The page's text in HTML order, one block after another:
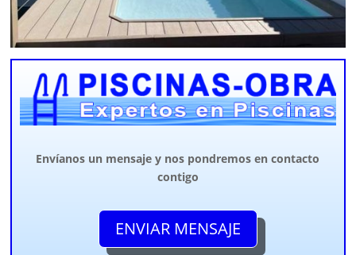
Envíanos un mensaje y nos pondremos en contacto
contigo
ENVIAR MENSAJE